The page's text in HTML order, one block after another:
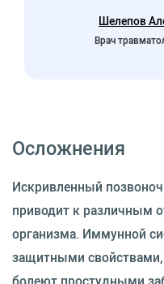
Шелепов
Врач
Осложнения
Искривленный
приводит к различным
организма. Иммунной
защитными